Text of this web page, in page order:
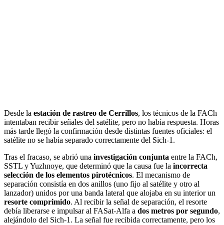
Desde la estación de rastreo de Cerrillos, los técnicos de la FACh
intentaban recibir señales del satélite, pero no había respuesta. Horas
más tarde llegó la confirmación desde distintas fuentes oficiales: el
satélite no se había separado correctamente del Sich-1.
Tras el fracaso, se abrió una investigación conjunta entre la FACh,
SSTL y Yuzhnoye, que determinó que la causa fue la incorrecta
selección de los elementos pirotécnicos. El mecanismo de
separación consistía en dos anillos (uno fijo al satélite y otro al
lanzador) unidos por una banda lateral que alojaba en su interior un
resorte comprimido. Al recibir la señal de separación, el resorte
debía liberarse e impulsar al FASat-Alfa a dos metros por segundo,
alejándolo del Sich-1. La señal fue recibida correctamente, pero los